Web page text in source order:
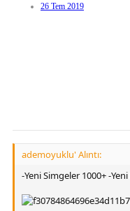
26 Tem 2019
ademoyuklu' Alıntı:
-Yeni Simgeler 1000+ -